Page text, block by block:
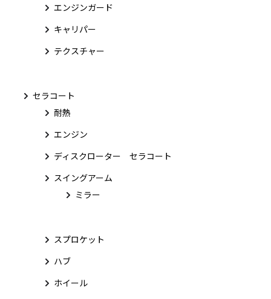
エンジンガード
キャリパー
テクスチャー
セラコート
耐熱
エンジン
ディスクローター セラコート
スイングアーム
ミラー
スプロケット
ハブ
ホイール